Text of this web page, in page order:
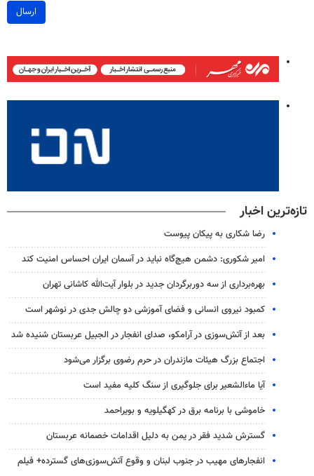
ارسال
تازه‌ترین اخبار
رضا شکاری به پیکان پیوست
امیر شکوری: دشمن هیچ‌گاه نباید در آسمان ایران احساس امنیت کند
بهره‌برداری از سه دوربرگردان جدید در بلوار آیت‌الله کاشانی تهران
کمبود نیروی انسانی و فضای آموزشی دو چالش جدی در نوشهر است
بعد از آتش‌سوزی در آرامکو، صدای انفجار در الجبیل عربستان شنیده شد
اجتماع بزرگ هیئات مازندران در حرم رضوی برگزار می‌شود
آیا ماءالشعیر برای جلوگیری از سنگ کلیه مفید است
خاموشی با برنامه برق در کهگیلویه و بویراحمد
گسترش شدید فقر در یمن به دلیل اقدامات خصمانه عربستان
انفجارهای مهیب در جنوب لبنان و وقوع آتش‌سوزی‌های گسترده+ فیلم